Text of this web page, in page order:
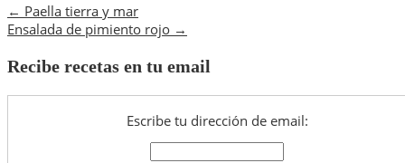
← Paella tierra y mar
Ensalada de pimiento rojo →
Recibe recetas en tu email
Escribe tu dirección de email: